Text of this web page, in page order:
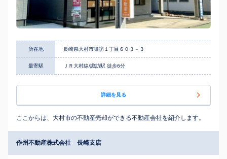
所在地 長崎県大村市諏訪１丁目６０３－３
最寄駅 ＪＲ大村線/諏訪駅 徒歩6分
詳細を見る
ここからは、大村市の不動産売却ができる不動産会社を紹介します。
作州不動産株式会社 長崎支店